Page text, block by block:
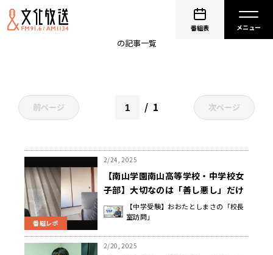
番組表
の記事一覧
前ページ 1 次ページ
番組レポ
2/24, 2025
【南山学園南山高等学校・中学校女
子部】大切なのは「善し悪し」だけ
でなく「善し善し」を伝えてあげる
こと 赤尾 道夫 校長先生
【中学受験】おおたとしまさの「校長
室訪問」
2/20, 2025